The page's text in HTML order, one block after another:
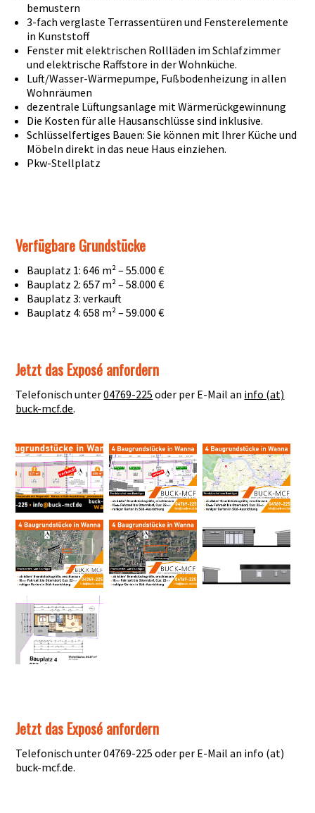
bemustern
3-fach verglaste Terrassentüren und Fensterelemente
in Kunststoff
Fenster mit elektrischen Rollläden im Schlafzimmer
und elektrische Raffstore in der Wohnküche.
Luft/Wasser-Wärmepumpe, Fußbodenheizung in allen
Wohnräumen
dezentrale Lüftungsanlage mit Wärmerückgewinnung
Die Kosten für alle Hausanschlüsse sind inklusive.
Schlüsselfertiges Bauen: Sie können mit Ihrer Küche und
Möbeln direkt in das neue Haus einziehen.
Pkw-Stellplatz
Verfügbare Grundstücke
Bauplatz 1: 646 m² – 55.000 €
Bauplatz 2: 657 m² – 58.000 €
Bauplatz 3: verkauft
Bauplatz 4: 658 m² – 59.000 €
Jetzt das Exposé anfordern
Telefonisch unter04769-225 oder per E-Mail an info (at)
buck-mcf.de.
Jetzt das Exposé anfordern
Telefonisch unter 04769-225 oder per E-Mail an info (at)
buck-mcf.de.